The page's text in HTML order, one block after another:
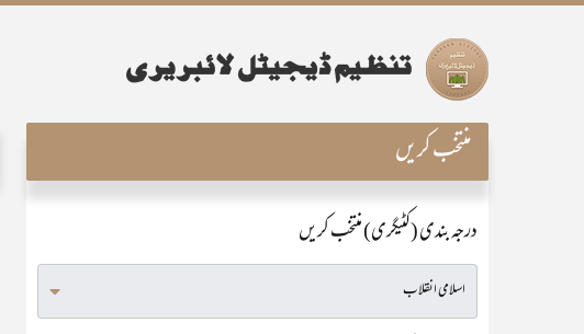
منتخب کریں
درجہ بندی (کٹیگری) منتخب کریں